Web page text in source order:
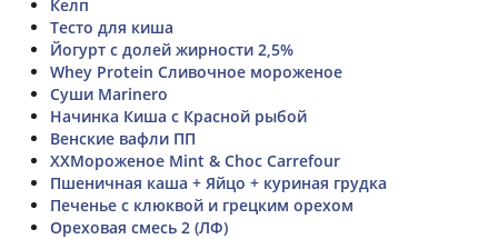
Келп
Тесто для киша
Йогурт с долей жирности 2,5%
Whey Protein Сливочное мороженое
Суши Marinero
Начинка Киша с Красной рыбой
Венские вафли ПП
ХХМороженое Mint & Choc Carrefour
Пшеничная каша + Яйцо + куриная грудка
Печенье с клюквой и грецким орехом
Ореховая смесь 2 (ЛФ)